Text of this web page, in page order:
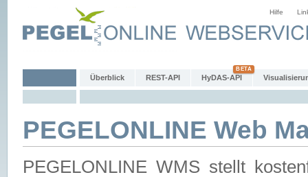
Hilfe
Überblick REST-API HyDAS-API
PEGELONLINE Web
PEGELONLINE WMS stellt